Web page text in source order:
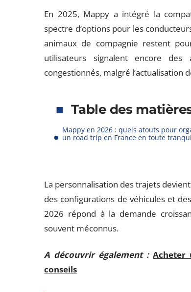
En 2025, Mappy a intégré la
spectre d’options pour les
animaux de compagnie restent
utilisateurs signalent encore des
congestionnés, malgré l’actualisation
Table des
Mappy en 2026 : quels atouts pour
un road trip en France en toute
La personnalisation des trajets
des configurations de véhicules et
2026 répond à la demande
souvent méconnus.
A découvrir également : Acheter
conseils